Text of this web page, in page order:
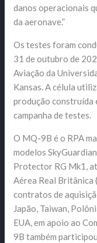
danos operacionais
da aeronave.”
Os testes foram
31 de outubro de
Aviação da
Kansas. A célula
produção construída
campanha de testes.
O MQ-9B é o RPA
modelos
Protector RG Mk1,
Aérea Real Britânica
contratos de
Japão, Taiwan,
EUA, em apoio ao
9B também